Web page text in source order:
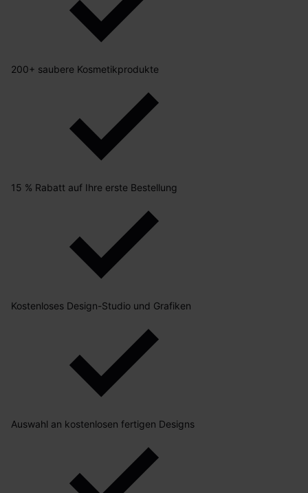
200+ saubere Kosmetikprodukte
15 % Rabatt auf Ihre erste Bestellung
Kostenloses Design-Studio und Grafiken
Auswahl an kostenlosen fertigen Designs